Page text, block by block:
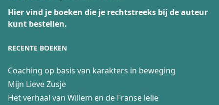
Hier vind je boeken die je rechtstreeks bij de auteur
kunt bestellen.
RECENTE BOEKEN
Coaching op basis van karakters in beweging
Mijn Lieve Zusje
Het verhaal van Willem en de Franse lelie